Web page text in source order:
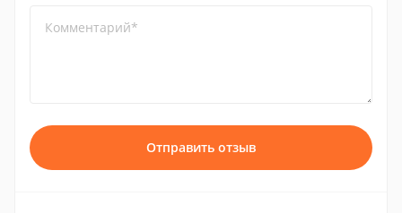
Комментарий*
Отправить отзыв